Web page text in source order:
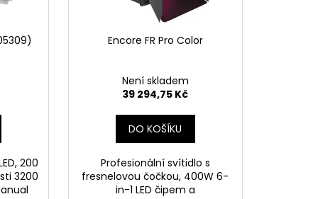
200
3200
Encore FR Pro Color
Není skladem
39 294,75 Kč
DO KOŠÍKU
Profesionální svítidlo s
fresnelovou čočkou, 400W 6-
in-1 LED čipem a